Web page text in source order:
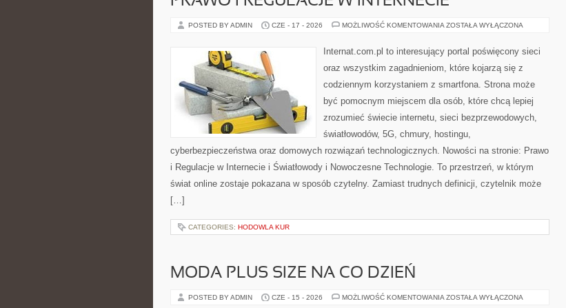
POSTED BY ADMIN CZE - 17 - 2026 MOŻLIWOŚĆ KOMENTOWANIA PRAWO
INTERNECIE
ZOSTAŁA WYŁĄCZONA
Internat.com.pl to interesujący portal poświęcony sieci
oraz wszystkim zagadnieniom, które kojarzą się z
codziennym korzystaniem z smartfona. Strona może
być pomocnym miejscem dla osób, które chcą lepiej
zrozumieć świecie internetu, sieci bezprzewodowych,
światłowodów, 5G, chmury, hostingu,
cyberbezpieczeństwa oraz domowych rozwiązań technologicznych. Nowości na stronie: Prawo
i Regulacje w Internecie i Światłowody i Nowoczesne Technologie. To przestrzeń, w którym
świat online zostaje pokazana w sposób czytelny. Zamiast trudnych definicji, czytelnik może
[…]
CATEGORIES: HODOWLA KUR
MODA PLUS SIZE NA CO DZIEŃ
POSTED BY ADMIN CZE - 15 - 2026 MOŻLIWOŚĆ KOMENTOWANIA MODA
ZOSTAŁA WYŁĄCZONA